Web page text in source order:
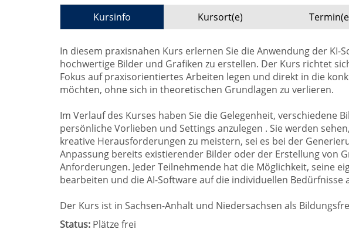
Kursinfo Kursort(e)
In diesem praxisnahen Kurs erlernen Sie die Anwendung der
hochwertige Bilder und Grafiken zu erstellen. Der Kurs richtet
Fokus auf praxisorientiertes Arbeiten legen und direkt in die
möchten, ohne sich in theoretischen Grundlagen zu verlieren.
Im Verlauf des Kurses haben Sie die Gelegenheit, verschiedene
persönliche Vorlieben und Settings anzulegen . Sie werden
kreative Herausforderungen zu meistern, sei es bei der
Anpassung bereits existierender Bilder oder der Erstellung von
Anforderungen. Jeder Teilnehmende hat die Möglichkeit, seine
bearbeiten und die AI-Software auf die individuellen Bedürfnisse
Der Kurs ist in Sachsen-Anhalt und Niedersachsen als
Status: Plätze frei